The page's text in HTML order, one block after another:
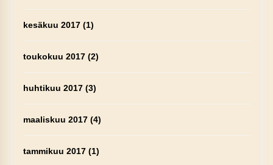
kesäkuu 2017(1)
toukokuu 2017(2)
huhtikuu 2017(3)
maaliskuu 2017(4)
tammikuu 2017(1)